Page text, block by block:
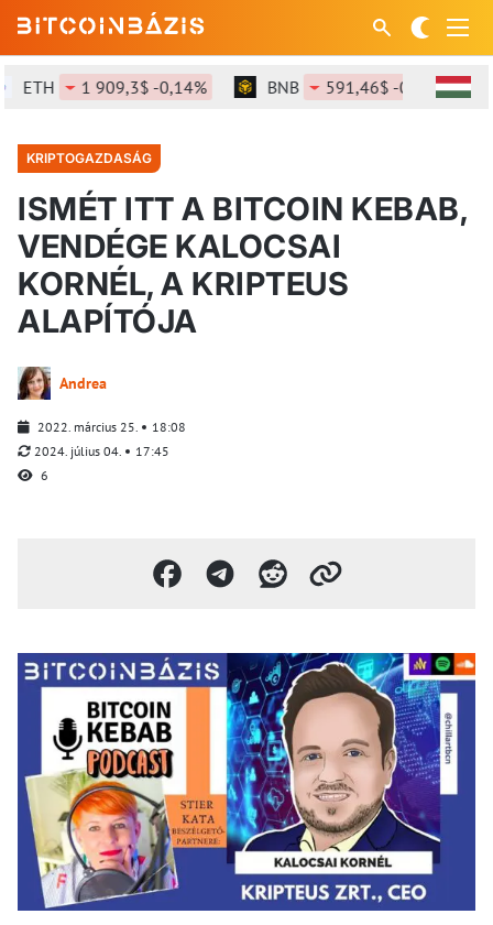
ETH 1 909,3$ -0,14% BNB 591,46$ -0,23%
KRIPTOGAZDASÁG
ISMÉT ITT A BITCOIN KEBAB,
VENDÉGE KALOCSAI
KORNÉL, A KRIPTEUS
ALAPÍTÓJA
Andrea
2022. március 25.
18:08
2024. július 04.
17:45
6